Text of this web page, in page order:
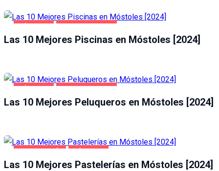
MÓSTOLES SALUD Y BELLEZA
Las 10 Mejores Piscinas en Móstoles [2024]
MÓSTOLES SALUD Y BELLEZA
Las 10 Mejores Peluqueros en Móstoles [2024]
GASTRONOMÍA MÓSTOLES
Las 10 Mejores Pastelerías en Móstoles [2024]